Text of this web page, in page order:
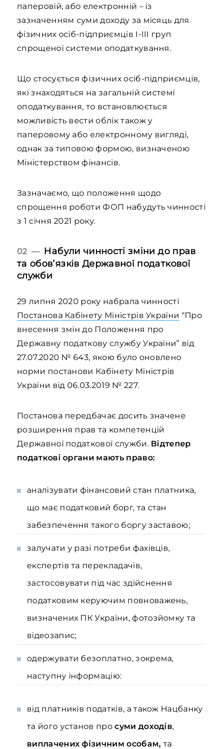
паперовій, або електронній – із
зазначенням суми доходу за місяць для
фізичних осіб-підприємців І-ІІІ груп
спрощеної системи оподаткування.
Що стосується фізичних осіб-підприємців,
які знаходяться на загальній системі
оподаткування, то встановлюється
можливість вести облік також у
паперовому або електронному вигляді,
однак за типовою формою, визначеною
Міністерством фінансів.
Зазначаємо, що положення щодо
спрощення роботи ФОП набудуть чинності
з 1 січня 2021 року.
02 — Набули чинності зміни до прав
та обов’язків Державної податкової
служби
29 липня 2020 року набрала чинності
Постанова Кабінету Міністрів України “Про
внесення змін до Положення про
Державну податкову службу України” від
27.07.2020 № 643, якою було оновлено
норми постанови Кабінету Міністрів
України від 06.03.2019 № 227.
Постанова передбачає досить значене
розширення прав та компетенцій
Державної податкової служби. Відтепер
податкові органи мають право:
аналізувати фінансовий стан платника,
що має податковий борг, та стан
забезпечення такого боргу заставою;
залучати у разі потреби фахівців,
експертів та перекладачів,
застосовувати під час здійснення
податковим керуючим повноважень,
визначених ПК України, фотозйомку та
відеозапис;
одержувати безоплатно, зокрема,
наступну інформацію:
від платників податків, а також Нацбанку
та його установ просуми доходів,
виплачених фізичним особам, та